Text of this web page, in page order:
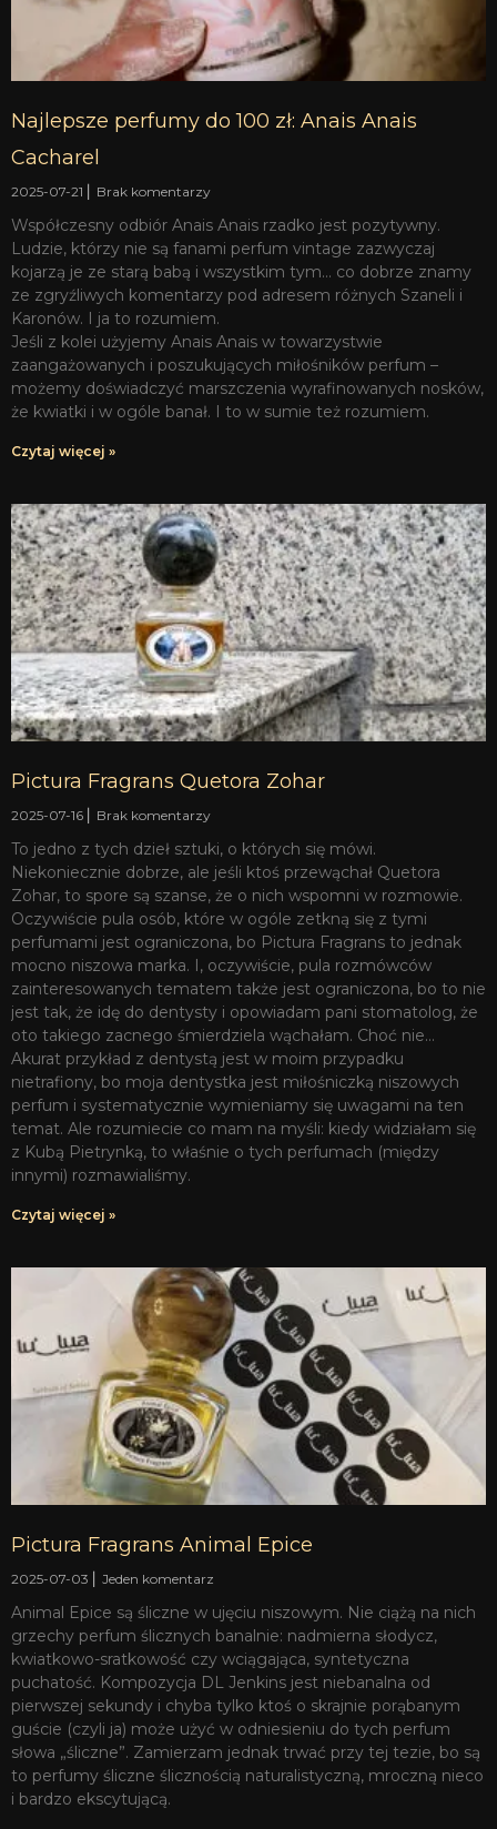
Najlepsze perfumy do 100 zł: Anais Anais
Cacharel
2025-07-21 Brak komentarzy
Współczesny odbiór Anais Anais rzadko jest pozytywny.
Ludzie, którzy nie są fanami perfum vintage zazwyczaj
kojarzą je ze starą babą i wszystkim tym… co dobrze znamy
ze zgryźliwych komentarzy pod adresem różnych Szaneli i
Karonów. I ja to rozumiem.
Jeśli z kolei użyjemy Anais Anais w towarzystwie
zaangażowanych i poszukujących miłośników perfum –
możemy doświadczyć marszczenia wyrafinowanych nosków,
że kwiatki i w ogóle banał. I to w sumie też rozumiem.
Czytaj więcej »
Pictura Fragrans Quetora Zohar
2025-07-16 Brak komentarzy
To jedno z tych dzieł sztuki, o których się mówi.
Niekoniecznie dobrze, ale jeśli ktoś przewąchał Quetora
Zohar, to spore są szanse, że o nich wspomni w rozmowie.
Oczywiście pula osób, które w ogóle zetkną się z tymi
perfumami jest ograniczona, bo Pictura Fragrans to jednak
mocno niszowa marka. I, oczywiście, pula rozmówców
zainteresowanych tematem także jest ograniczona, bo to nie
jest tak, że idę do dentysty i opowiadam pani stomatolog, że
oto takiego zacnego śmierdziela wąchałam. Choć nie…
Akurat przykład z dentystą jest w moim przypadku
nietrafiony, bo moja dentystka jest miłośniczką niszowych
perfum i systematycznie wymieniamy się uwagami na ten
temat. Ale rozumiecie co mam na myśli: kiedy widziałam się
z Kubą Pietrynką, to właśnie o tych perfumach (między
innymi) rozmawialiśmy.
Czytaj więcej »
Pictura Fragrans Animal Epice
2025-07-03 Jeden komentarz
Animal Epice są śliczne w ujęciu niszowym. Nie ciążą na nich
grzechy perfum ślicznych banalnie: nadmierna słodycz,
kwiatkowo-sratkowość czy wciągająca, syntetyczna
puchatość. Kompozycja DL Jenkins jest niebanalna od
pierwszej sekundy i chyba tylko ktoś o skrajnie porąbanym
guście (czyli ja) może użyć w odniesieniu do tych perfum
słowa „śliczne”. Zamierzam jednak trwać przy tej tezie, bo są
to perfumy śliczne ślicznością naturalistyczną, mroczną nieco
i bardzo ekscytującą.